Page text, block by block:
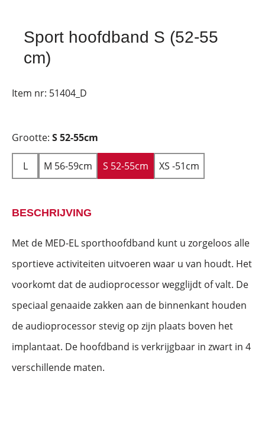
Sport hoofdband S (52-55
cm)
Item nr: 51404_D
Grootte: S 52-55cm
L M 56-59cm S 52-55cm XS -51cm
BESCHRIJVING
Met de MED-EL sporthoofdband kunt u zorgeloos alle
sportieve activiteiten uitvoeren waar u van houdt. Het
voorkomt dat de audioprocessor wegglijdt of valt. De
speciaal genaaide zakken aan de binnenkant houden
de audioprocessor stevig op zijn plaats boven het
implantaat. De hoofdband is verkrijgbaar in zwart in 4
verschillende maten.